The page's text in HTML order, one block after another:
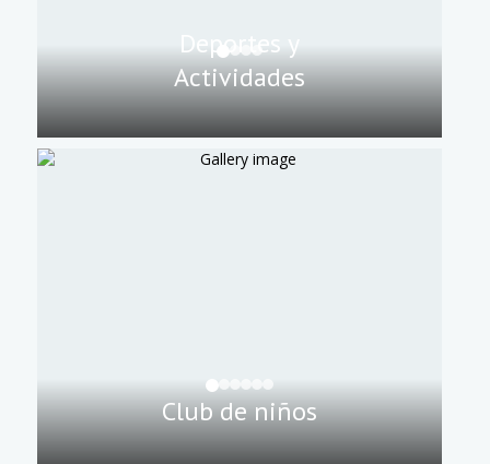
Deportes y
Actividades
Club de niños